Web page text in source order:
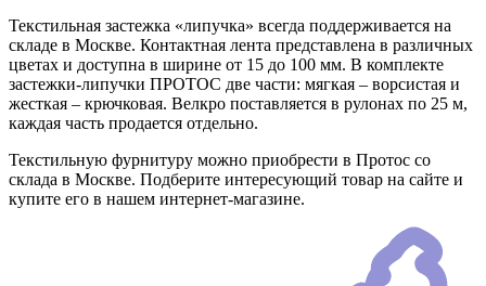
Текстильная застежка «липучка» всегда поддерживается на
складе в Москве. Контактная лента представлена в различных
цветах и доступна в ширине от 15 до 100 мм. В комплекте
застежки-липучки ПРОТОС две части: мягкая – ворсистая и
жесткая – крючковая. Велкро поставляется в рулонах по 25 м,
каждая часть продается отдельно.
Текстильную фурнитуру можно приобрести в Протос со
склада в Москве. Подберите интересующий товар на сайте и
купите его в нашем интернет-магазине.